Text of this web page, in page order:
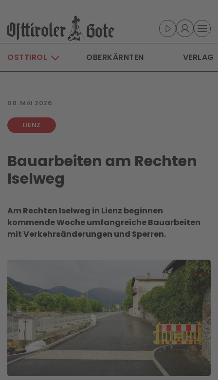
Skip to main content
OSTTIROL OBERKÄRNTEN VERLAG
08. MAI 2026
LIENZ
Bauarbeiten am Rechten
Iselweg
Am Rechten Iselweg in Lienz beginnen
kommende Woche umfangreiche Bauarbeiten
mit Verkehrsänderungen und Sperren.